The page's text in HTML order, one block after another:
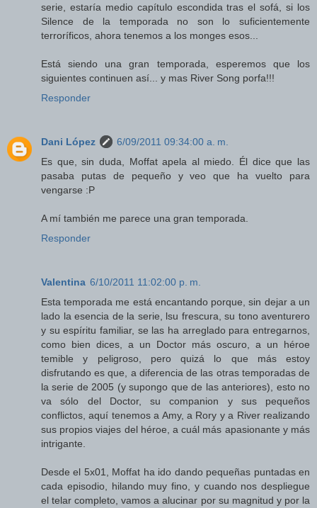
serie, estaría medio capítulo escondida tras el sofá, si los
Silence de la temporada no son lo suficientemente
terroríficos, ahora tenemos a los monges esos...
Está siendo una gran temporada, esperemos que los
siguientes continuen así... y mas River Song porfa!!!
Responder
Dani López
6/09/2011 09:34:00 a. m.
Es que, sin duda, Moffat apela al miedo. Él dice que las
pasaba putas de pequeño y veo que ha vuelto para
vengarse :P
A mí también me parece una gran temporada.
Responder
Valentina 6/10/2011 11:02:00 p. m.
Esta temporada me está encantando porque, sin dejar a un
lado la esencia de la serie, lsu frescura, su tono aventurero
y su espíritu familiar, se las ha arreglado para entregarnos,
como bien dices, a un Doctor más oscuro, a un héroe
temible y peligroso, pero quizá lo que más estoy
disfrutando es que, a diferencia de las otras temporadas de
la serie de 2005 (y supongo que de las anteriores), esto no
va sólo del Doctor, su companion y sus pequeños
conflictos, aquí tenemos a Amy, a Rory y a River realizando
sus propios viajes del héroe, a cuál más apasionante y más
intrigante.
Desde el 5x01, Moffat ha ido dando pequeñas puntadas en
cada episodio, hilando muy fino, y cuando nos despliegue
el telar completo, vamos a alucinar por su magnitud y por la